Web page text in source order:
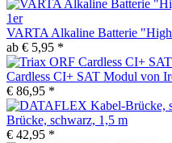
VARTA Alkaline Batterie
ab € 5,95 *
Cardless CI+ SAT Modul von
€ 86,95 *
Brücke, schwarz, 1,5 m
€ 42,95 *